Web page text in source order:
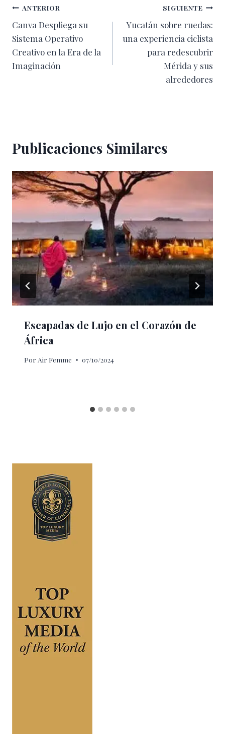
Navegación
de
entradas
ANTERIOR
Canva Despliega su
Sistema Operativo
Creativo en la Era de la
Imaginación
SIGUIENTE
Yucatán sobre ruedas:
una experiencia ciclista
para redescubrir
Mérida y sus
alrededores
Publicaciones Similares
Escapadas de Lujo en el Corazón de
África
Por Air Femme 07/10/2024